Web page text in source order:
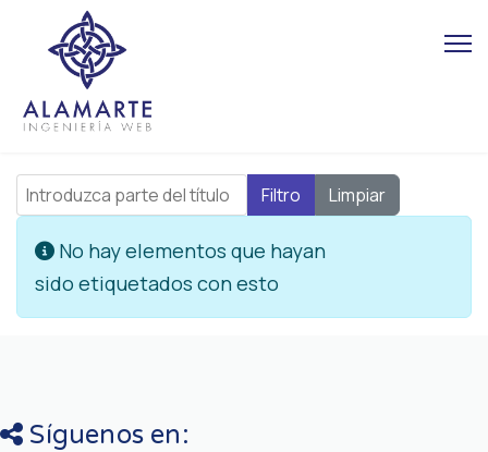
Introduzca parte del título Filtro Limpiar
Información
No hay elementos que hayan
sido etiquetados con esto
Síguenos en: